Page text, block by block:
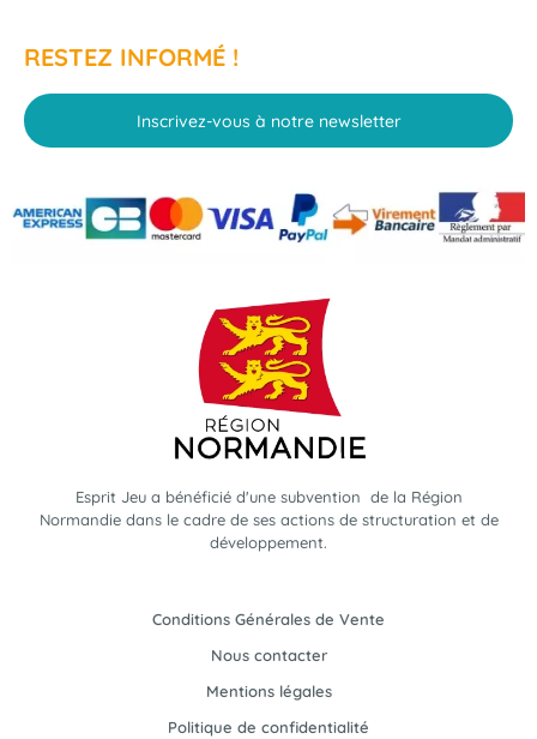
RESTEZ INFORMÉ !
Inscrivez-vous à notre newsletter
Esprit Jeu a bénéficié d'une subvention de la Région
Normandie dans le cadre de ses actions de structuration et de
développement.
Conditions Générales de Vente
Nous contacter
Mentions légales
Politique de confidentialité